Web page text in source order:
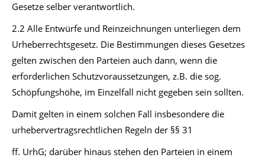
Gesetze selber verantwortlich.
2.2 Alle Entwürfe und Reinzeichnungen unterliegen dem
Urheberrechtsgesetz. Die Bestimmungen dieses Gesetzes
gelten zwischen den Parteien auch dann, wenn die
erforderlichen Schutzvoraussetzungen, z.B. die sog.
Schöpfungshöhe, im Einzelfall nicht gegeben sein sollten.
Damit gelten in einem solchen Fall insbesondere die
urhebervertragsrechtlichen Regeln der §§ 31
ff. UrhG; darüber hinaus stehen den Parteien in einem